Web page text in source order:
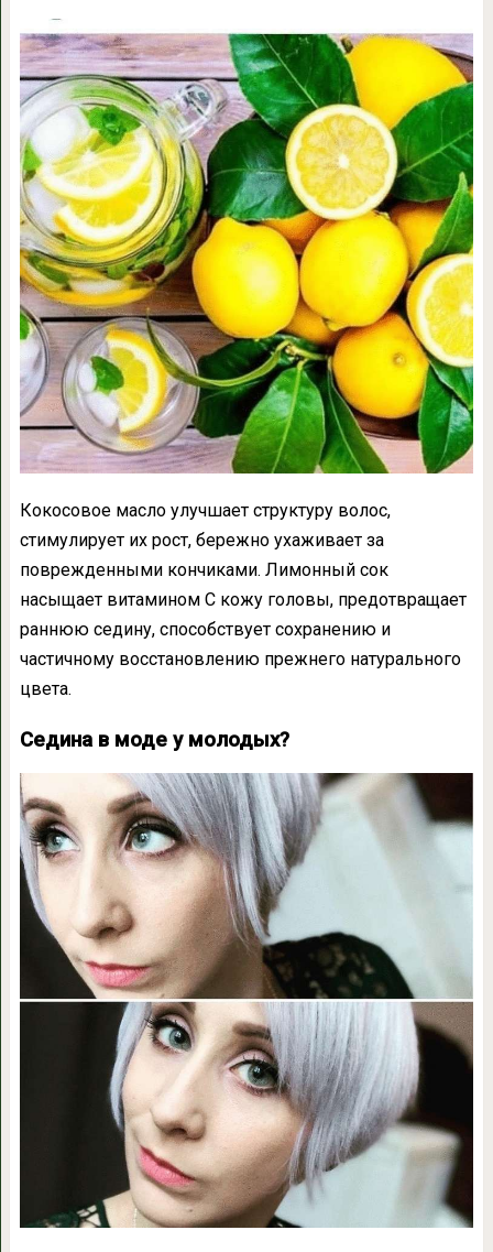
Кокосовое масло улучшает структуру волос,
стимулирует их рост, бережно ухаживает за
поврежденными кончиками. Лимонный сок
насыщает витамином С кожу головы, предотвращает
раннюю седину, способствует сохранению и
частичному восстановлению прежнего натурального
цвета.
Седина в моде у молодых?